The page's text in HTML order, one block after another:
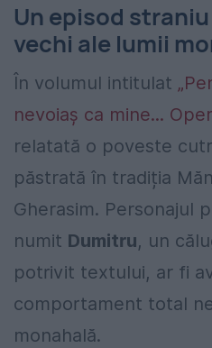
Un episod
vechi ale lumii
În volumul intitulat
nevoiaș ca mine...
relatată o poveste
păstrată în tradiția
Gherasim. Personajul
numit Dumitru, un
potrivit textului, ar fi
comportament total
monahală.